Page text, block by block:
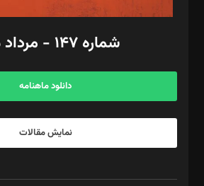
امور مالی: شاپور رهبری، محمد‌ کاظمی‌نیا
آگهی و مشترکین: ۰۹۱۹۹۹۹۰۴۵۴
شماره ۱۴۷ - مرداد ۱۴۰۵
دانلود ماهنامه
نمایش مقالات